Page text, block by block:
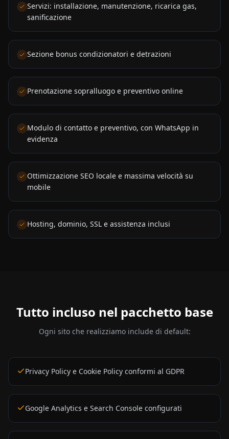
Servizi: installazione, manutenzione, ricarica gas,
sanificazione
Sezione bonus condizionatori e detrazioni
Prenotazione sopralluogo e preventivo online
Modulo di contatto e preventivo, con WhatsApp in
evidenza
Ottimizzazione SEO locale e massima velocità su
mobile
Hosting, dominio, SSL e assistenza inclusi
Tutto incluso nel pacchetto base
Ogni sito che realizziamo include di default:
Privacy Policy e Cookie Policy conformi al GDPR
Google Analytics e Search Console configurati